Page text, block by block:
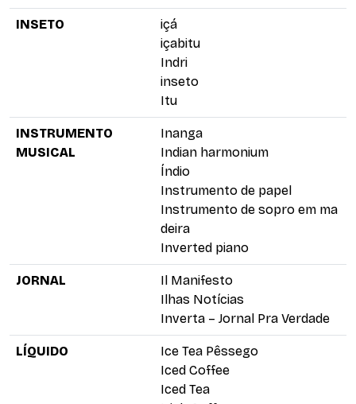
INSETO
içá
içabitu
Indri
inseto
Itu
INSTRUMENTO
MUSICAL
Inanga
Indian harmonium
Índio
Instrumento de papel
Instrumento de sopro em ma
deira
Inverted piano
JORNAL
Il Manifesto
Ilhas Notícias
Inverta – Jornal Pra Verdade
LÍQUIDO
Ice Tea Pêssego
Iced Coffee
Iced Tea